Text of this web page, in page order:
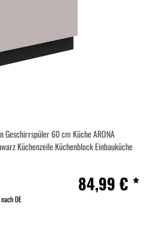
60 cm Küche ARONA
Küchenzeile Küchenblock Einbauküche
84,99 € *
DE